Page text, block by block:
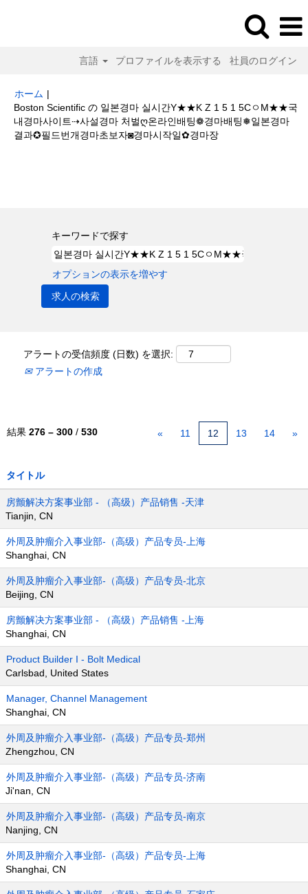
言語 プロファイルを表示する 社員のログイン
ホーム |
Boston Scientific の 일본경마 실시간Y★★K Z 1 5 1 5CㅇM★★국
내경마사이트⇢사설경마 처벌ღ온라인배팅❁경마배팅❅일본경마
결과✪필드번개경마초보자◙경마시작일✿경마장(現
キーワードで探す
オプションの表示を増やす
アラートの受信頻度 (日数) を選択:
アラートの作成
結果 276 – 300 / 530 « 11 12 13 14 »
タイトル
房颤解决方案事业部 - （高级）产品销售 -天津
Tianjin, CN
外周及肿瘤介入事业部-（高级）产品专员-上海
Shanghai, CN
外周及肿瘤介入事业部-（高级）产品专员-北京
Beijing, CN
房颤解决方案事业部 - （高级）产品销售 -上海
Shanghai, CN
Product Builder I - Bolt Medical
Carlsbad, United States
Manager, Channel Management
Shanghai, CN
外周及肿瘤介入事业部-（高级）产品专员-郑州
Zhengzhou, CN
外周及肿瘤介入事业部-（高级）产品专员-济南
Ji'nan, CN
外周及肿瘤介入事业部-（高级）产品专员-南京
Nanjing, CN
外周及肿瘤介入事业部-（高级）产品专员-上海
Shanghai, CN